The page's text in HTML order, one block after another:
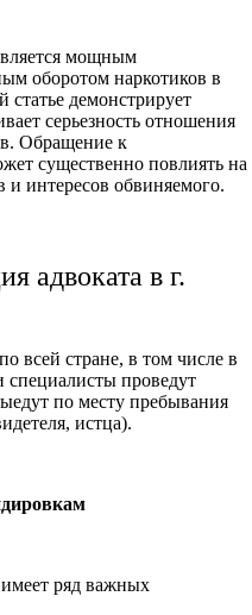
мощным
оборотом наркотиков в
статье демонстрирует
серьезность отношения
Обращение к
существенно повлиять на
и интересов обвиняемого.
адвоката в г.
всей стране, в том числе в
проведут
по месту пребывания
истца).
имеет ряд важных